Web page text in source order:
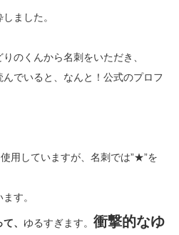
ました。
のくんから名刺をいただき、
でいると、なんと！公式のプロフ
用していますが、名刺では”★”を
す。
、 ゆるすぎます。 衝撃的なゆ